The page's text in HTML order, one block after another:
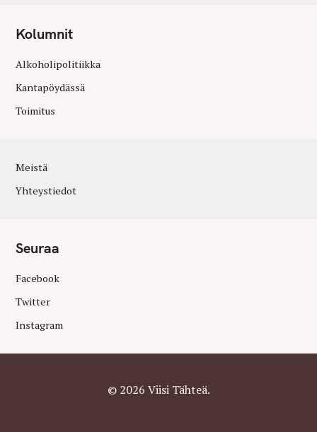
Kolumnit
Alkoholipolitiikka
Kantapöydässä
Toimitus
Meistä
Yhteystiedot
Seuraa
Facebook
Twitter
Instagram
© 2026 Viisi Tähteä.